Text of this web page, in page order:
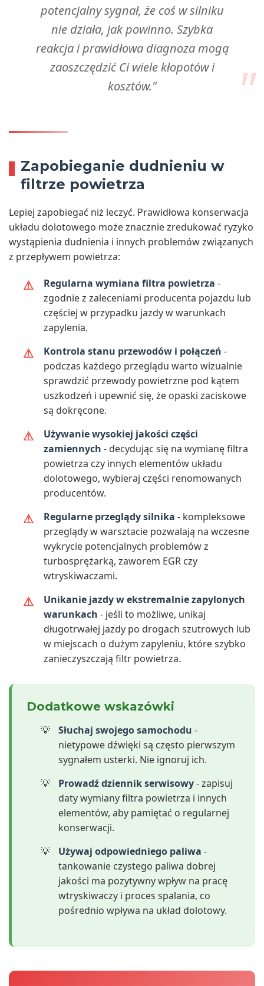
potencjalny sygnał, że coś w silniku
nie działa, jak powinno. Szybka
reakcja i prawidłowa diagnoza mogą
zaoszczędzić Ci wiele kłopotów i
kosztów."
Zapobieganie dudnieniu w
filtrze powietrza
Lepiej zapobiegać niż leczyć. Prawidłowa konserwacja
układu dolotowego może znacznie zredukować ryzyko
wystąpienia dudnienia i innych problemów związanych
z przepływem powietrza:
Regularna wymiana filtra powietrza -
zgodnie z zaleceniami producenta pojazdu lub
częściej w przypadku jazdy w warunkach
zapylenia.
Kontrola stanu przewodów i połączeń -
podczas każdego przeglądu warto wizualnie
sprawdzić przewody powietrzne pod kątem
uszkodzeń i upewnić się, że opaski zaciskowe
są dokręcone.
Używanie wysokiej jakości części
zamiennych - decydując się na wymianę filtra
powietrza czy innych elementów układu
dolotowego, wybieraj części renomowanych
producentów.
Regularne przeglądy silnika - kompleksowe
przeglądy w warsztacie pozwalają na wczesne
wykrycie potencjalnych problemów z
turbosprężarką, zaworem EGR czy
wtryskiwaczami.
Unikanie jazdy w ekstremalnie zapylonych
warunkach - jeśli to możliwe, unikaj
długotrwałej jazdy po drogach szutrowych lub
w miejscach o dużym zapyleniu, które szybko
zanieczyszczają filtr powietrza.
Dodatkowe wskazówki
Słuchaj swojego samochodu -
nietypowe dźwięki są często pierwszym
sygnałem usterki. Nie ignoruj ich.
Prowadź dziennik serwisowy- zapisuj
daty wymiany filtra powietrza i innych
elementów, aby pamiętać o regularnej
konserwacji.
Używaj odpowiedniego paliwa -
tankowanie czystego paliwa dobrej
jakości ma pozytywny wpływ na pracę
wtryskiwaczy i proces spalania, co
pośrednio wpływa na układ dolotowy.